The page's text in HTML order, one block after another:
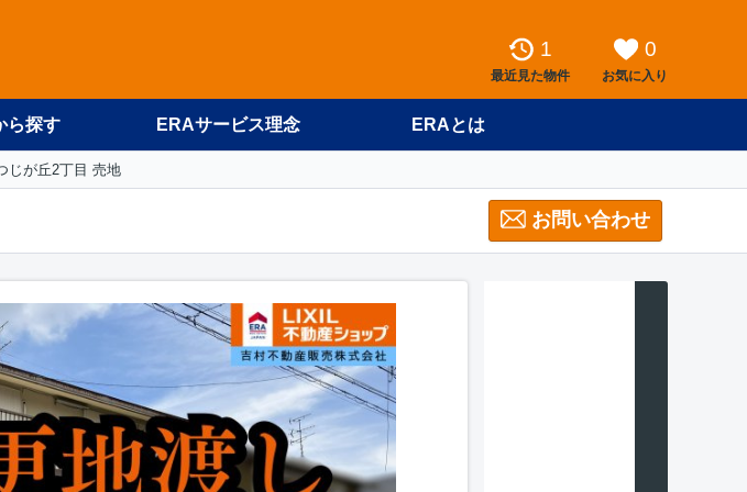
1
最近見た物件
0
お気に入り
ら探す ERAサービス理念 ERAとは
じが丘2丁目 売地
お問い合わせ